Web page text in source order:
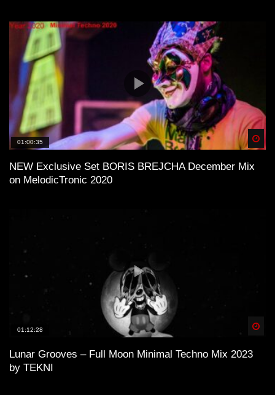
01:00:35
NEW Exclusive Set BORIS BREJCHA December Mix
on MelodicTronic 2020
01:12:28
Lunar Grooves – Full Moon Minimal Techno Mix 2023
by TEKNI